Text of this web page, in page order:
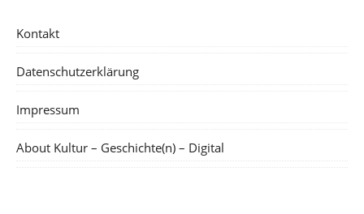
Kontakt
Datenschutzerklärung
Impressum
About Kultur – Geschichte(n) – Digital